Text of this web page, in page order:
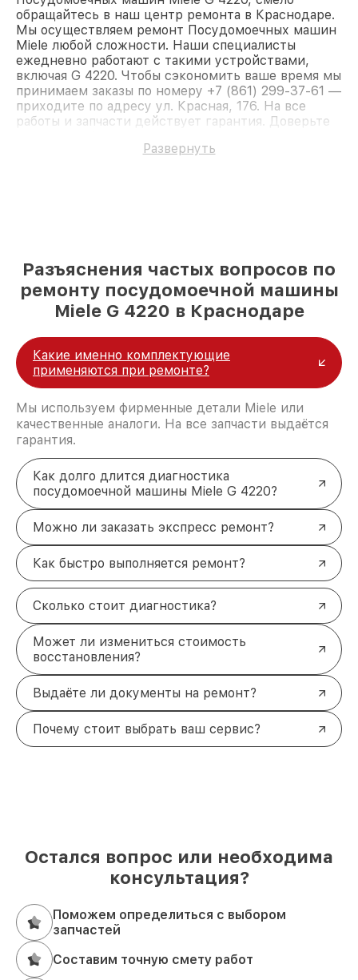
обращайтесь в наш центр ремонта в Краснодаре.
Мы осуществляем ремонт Посудомоечных машин
Miele любой сложности. Наши специалисты
ежедневно работают с такими устройствами,
включая G 4220. Чтобы сэкономить ваше время мы
принимаем заказы по номеру +7 (861) 299-37-61 —
приходите по адресу ул. Красная, 176. На все
работы и запчасти действует гарантия. Доверьте
Развернуть
Разъяснения частых вопросов по
ремонту посудомоечной машины
Miele G 4220 в Краснодаре
Какие именно комплектующие
применяются при ремонте?
Мы используем фирменные детали Miele или
качественные аналоги. На все запчасти выдаётся
гарантия.
Как долго длится диагностика
посудомоечной машины Miele G 4220?
Можно ли заказать экспресс ремонт?
Как быстро выполняется ремонт?
Сколько стоит диагностика?
Может ли измениться стоимость
восстановления?
Выдаёте ли документы на ремонт?
Почему стоит выбрать ваш сервис?
Остался вопрос или необходима
консультация?
Поможем определиться с выбором
запчастей
Составим точную смету работ